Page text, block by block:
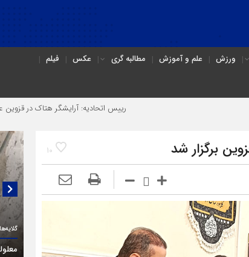
ورزش علم و آموزش مطالبه گری عکس
فیلم
رییس اتحادیه: آرایشگر هتاک در قزوین عضو اتحادیه
10 برگزار شد
یک فعال حقوق معلولان در قزوین:
(۳C)